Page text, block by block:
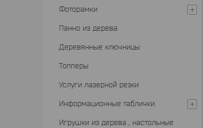
Фоторамки
Панно из дерева
Деревянные ключницы
Топперы
Услуги лазерной резки
Информационные таблички.
Игрушки из дерева , настольные